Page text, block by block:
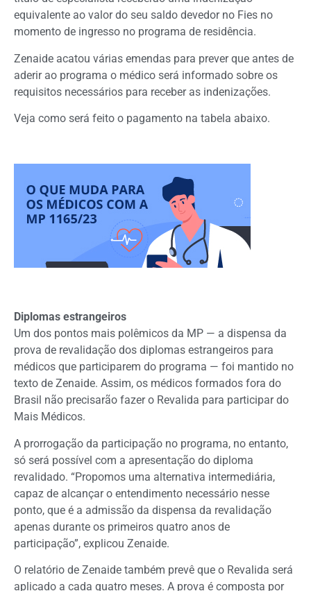
equivalente ao valor do seu saldo devedor no Fies no
momento de ingresso no programa de residência.
Zenaide acatou várias emendas para prever que antes de
aderir ao programa o médico será informado sobre os
requisitos necessários para receber as indenizações.
Veja como será feito o pagamento na tabela abaixo.
Diplomas estrangeiros
Um dos pontos mais polêmicos da MP — a dispensa da
prova de revalidação dos diplomas estrangeiros para
médicos que participarem do programa — foi mantido no
texto de Zenaide. Assim, os médicos formados fora do
Brasil não precisarão fazer o Revalida para participar do
Mais Médicos.
A prorrogação da participação no programa, no entanto,
só será possível com a apresentação do diploma
revalidado. “Propomos uma alternativa intermediária,
capaz de alcançar o entendimento necessário nesse
ponto, que é a admissão da dispensa da revalidação
apenas durante os primeiros quatro anos de
participação”, explicou Zenaide.
O relatório de Zenaide também prevê que o Revalida será
aplicado a cada quatro meses. A prova é composta por